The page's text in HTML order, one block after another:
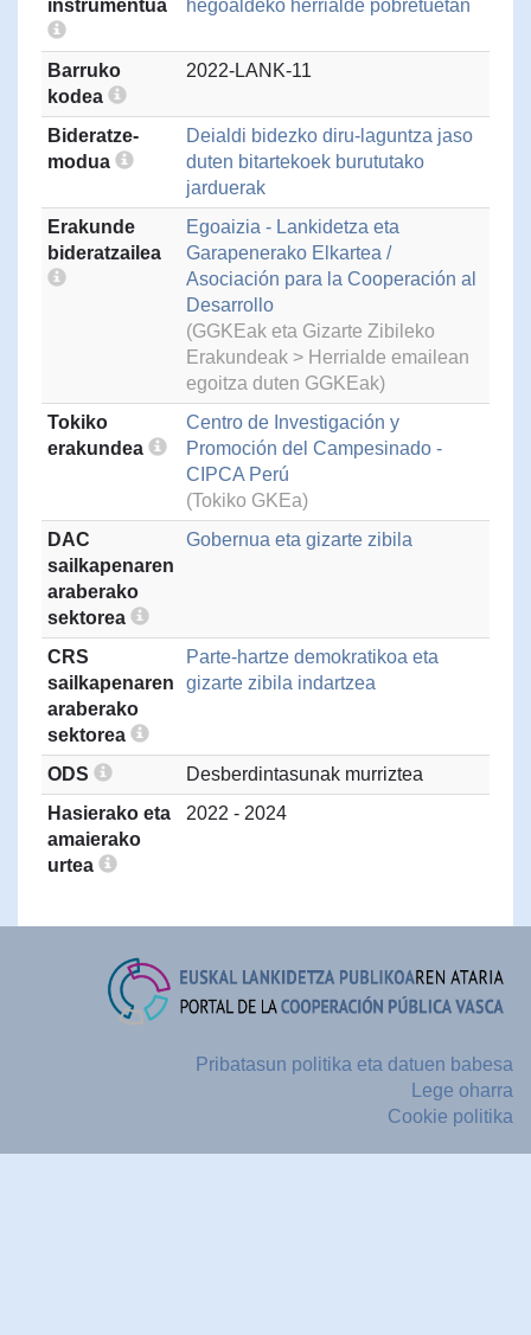
instrumentua hegoaldeko herrialde pobretuetan
Barruko
kodea
2022-LANK-11
Bideratze-
modua
Deialdi bidezko diru-laguntza jaso
duten bitartekoek burututako
jarduerak
Erakunde
bideratzailea
Egoaizia - Lankidetza eta
Garapenerako Elkartea /
Asociación para la Cooperación al
Desarrollo
(GGKEak eta Gizarte Zibileko
Erakundeak > Herrialde emailean
egoitza duten GGKEak)
Tokiko
erakundea
Centro de Investigación y
Promoción del Campesinado -
CIPCA Perú
(Tokiko GKEa)
DAC
sailkapenaren
araberako
sektorea
Gobernua eta gizarte zibila
CRS
sailkapenaren
araberako
sektorea
Parte-hartze demokratikoa eta
gizarte zibila indartzea
ODS
Desberdintasunak murriztea
Hasierako eta
amaierako
urtea
2022 - 2024
Pribatasun politika eta datuen babesa
Lege oharra
Cookie politika